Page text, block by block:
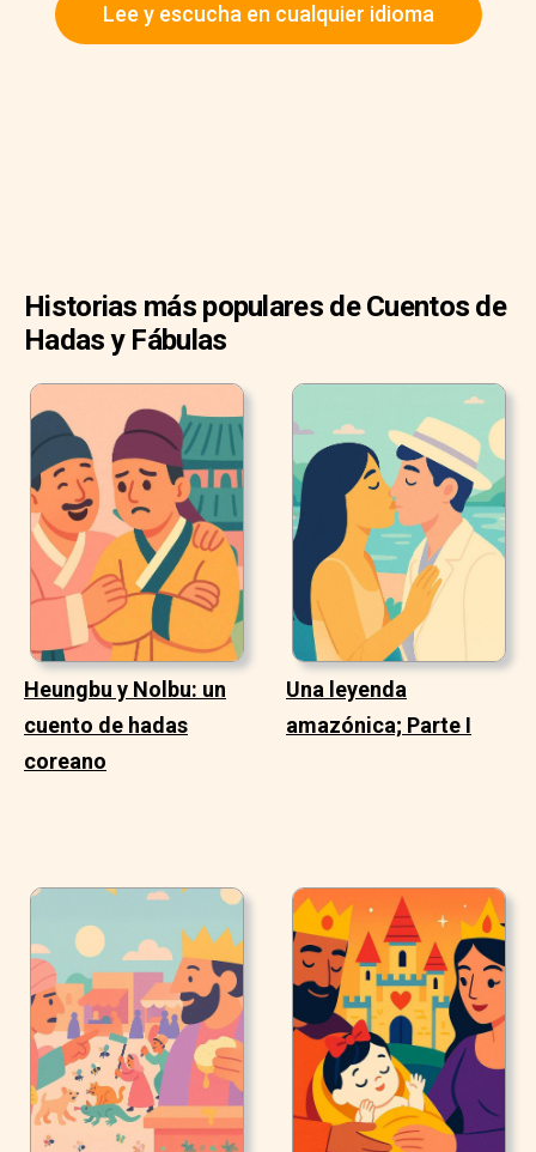
siempre agobiaba al leñador.
Lee y escucha en cualquier idioma
Historias más populares de Cuentos de
Hadas y Fábulas
Heungbu y Nolbu: un
cuento de hadas
coreano
Una leyenda
amazónica; Parte I